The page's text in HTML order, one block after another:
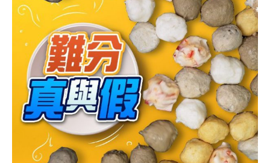
消
测
试
揭
6
成
牛
丸